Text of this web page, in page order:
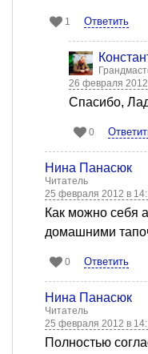
1 Ответить
26 февраля
Cпасибо,
0
Нина Панасюк
Читатель
25 февраля 2012 в
Как можно себя
домашними
0 Ответить
Нина Панасюк
Читатель
25 февраля 2012 в
Полностью